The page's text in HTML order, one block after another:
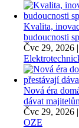
Kvalita,
budoucnosti
Čvc 29, 2026 |
Nová éra
dávat
Čvc 29, 2026 |
OZE